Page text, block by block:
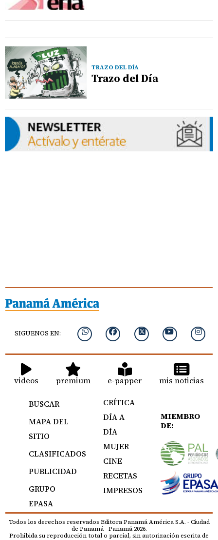
TRAZO DEL DÍA
Trazo del Día
SIGUENOS EN:
videos premium e-papper mis noticias
BUSCAR
MAPA DEL
SITIO
CLASIFICADOS
PUBLICIDAD
GRUPO
EPASA
CRÍTICA
DÍA A
DÍA
MUJER
CINE
RECETAS
IMPRESOS
MIEMBRO
DE:
Todos los derechos reservados Editora Panamá América S.A. - Ciudad
de Panamá - Panamá 2026.
Prohibida su reproducción total o parcial, sin autorización escrita de